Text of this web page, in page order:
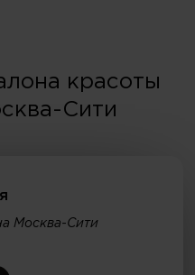
красоты
Сити
Москва-Сити